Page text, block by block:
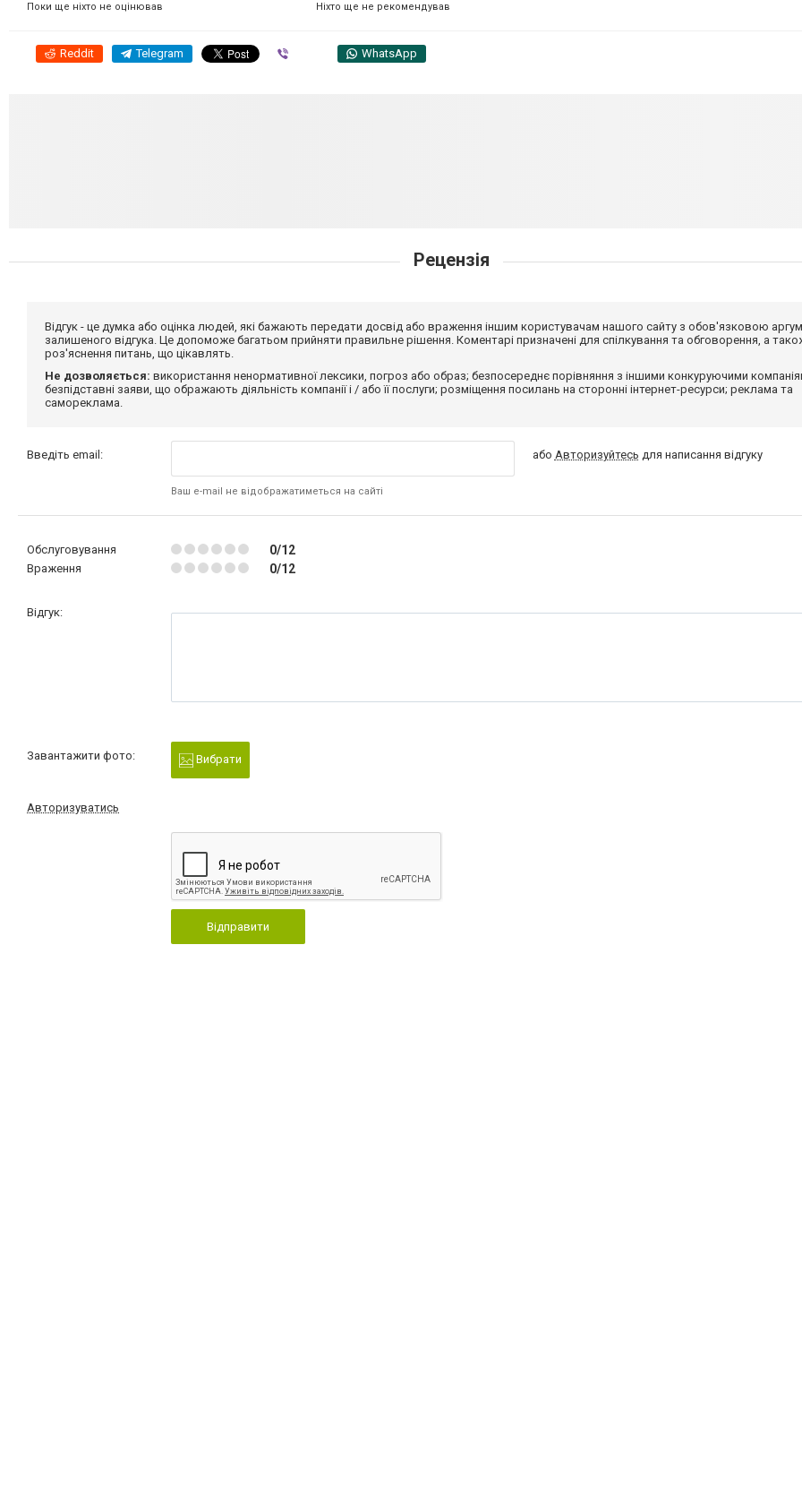
Поки ще ніхто не оцінював Ніхто ще не рекомендував
Reddit Telegram WhatsApp
Рецензія
Відгук - це думка або оцінка людей, які бажають передати досвід або враження іншим користувачам нашого сайту з обов'язковою
залишеного відгука. Це допоможе багатьом прийняти правильне рішення. Коментарі призначені для спілкування та обговорення, а
роз'яснення питань, що цікавлять.
Не дозволяється: використання ненормативної лексики, погроз або образ; безпосереднє порівняння з іншими конкуруючими
безпідставні заяви, що ображають діяльність компанії і / або її послуги; розміщення посилань на сторонні інтернет-ресурси; реклама та
самореклама.
Введіть email:
Ваш e-mail не відображатиметься на сайті
або Авторизуйтесь для написання відгуку
Обслуговування 0/12
Враження 0/12
Відгук:
Завантажити фото: Вибрати
Авторизуватись
Відправити